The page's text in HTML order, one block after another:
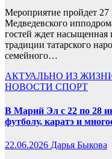
Мероприятие пройдет
Медведевского
гостей ждет
традиции татарского
семейного…
АКТУАЛЬНО ИЗ
НОВОСТИ СПОРТ
В Марий Эл с 22 по 28
футболу, каратэ и
22.06.2026 Дарья Быкова